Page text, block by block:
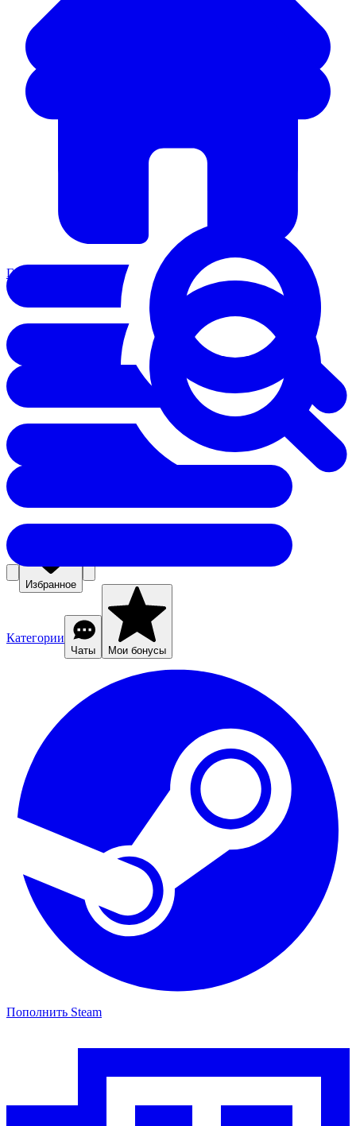
Избранное
Главная
Категории
Чаты Мои бонусы
Пополнить Steam